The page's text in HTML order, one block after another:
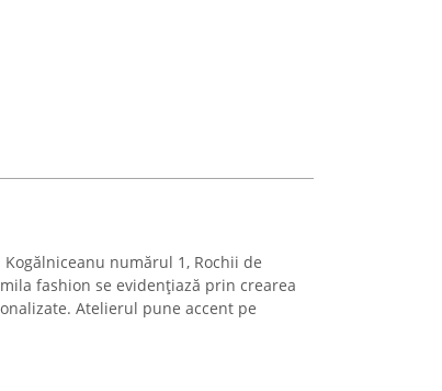
numărul 1, Rochii de
fashion se evidențiază prin crearea
Atelierul pune accent pe